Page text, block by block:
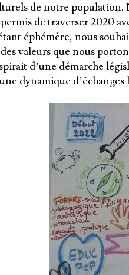
de notre
de traverser 2020
éphémère, nous
valeurs que nous
d’une démarche
dynamique